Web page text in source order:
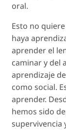
oral.
Esto no
haya
aprender el
caminar y del
aprendizaje
como social.
aprender.
hemos sido
supervivencia